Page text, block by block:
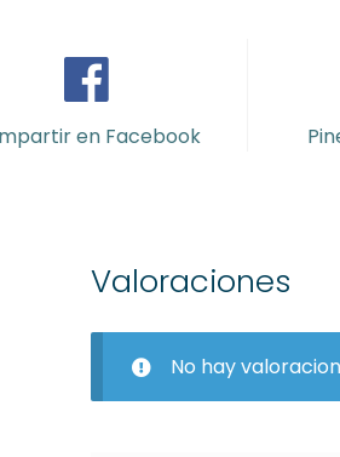
en Facebook
Valoraciones
No hay